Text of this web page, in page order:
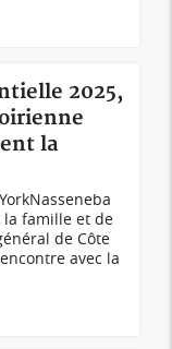
2025,
la
la famille et de
de Côte
avec la